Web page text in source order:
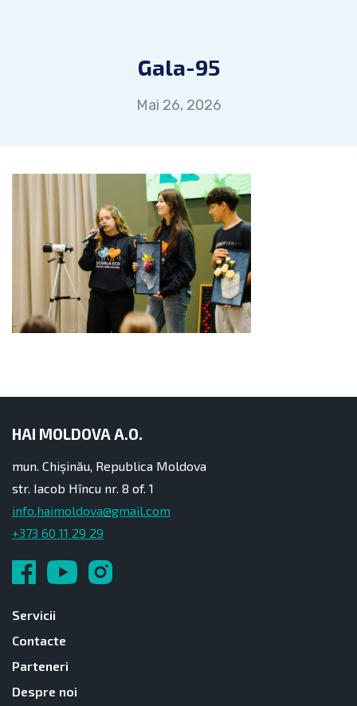
Gala-95
Mai 26, 2026
HAI MOLDOVA A.O.
mun. Chișinău, Republica Moldova
str. Iacob Hîncu nr. 8 of. 1
info.haimoldova@gmail.com
+373 60 11 29 29
Servicii
Contacte
Parteneri
Despre noi